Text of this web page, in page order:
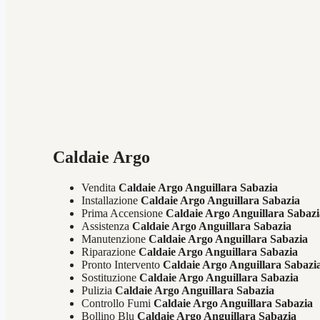
Caldaie Argo
VenditaCaldaie Argo Anguillara Sabazia
InstallazioneCaldaie Argo Anguillara Sabazia
Prima AccensioneCaldaie Argo Anguillara
AssistenzaCaldaie Argo Anguillara Sabazia
ManutenzioneCaldaie Argo Anguillara Sabazia
RiparazioneCaldaie Argo Anguillara Sabazia
Pronto InterventoCaldaie Argo Anguillara
SostituzioneCaldaie Argo Anguillara Sabazia
PuliziaCaldaie Argo Anguillara Sabazia
Controllo FumiCaldaie Argo Anguillara Sabazia
Bollino BluCaldaie Argo Anguillara Sabazia